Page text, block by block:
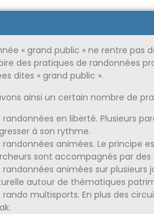
« grand public » ne rentre pas
des pratiques de randonnées
dites « grand public ».
ainsi un certain nombre de
randonnées en liberté. Plusieurs
à son rythme.
randonnées animées. Le principe
sont accompagnés par
randonnées animées sur
autour de thématiques
rando multisports. En plus des